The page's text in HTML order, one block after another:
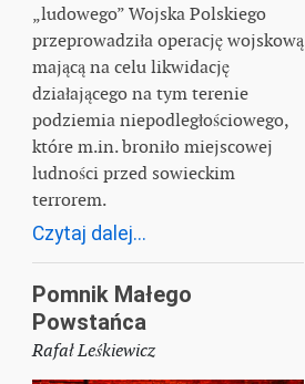
„ludowego” Wojska Polskiego
przeprowadziła operację wojskową
mającą na celu likwidację
działającego na tym terenie
podziemia niepodległościowego,
które m.in. broniło miejscowej
ludności przed sowieckim
terrorem.
Czytaj dalej...
Pomnik Małego
Powstańca
Rafał Leśkiewicz